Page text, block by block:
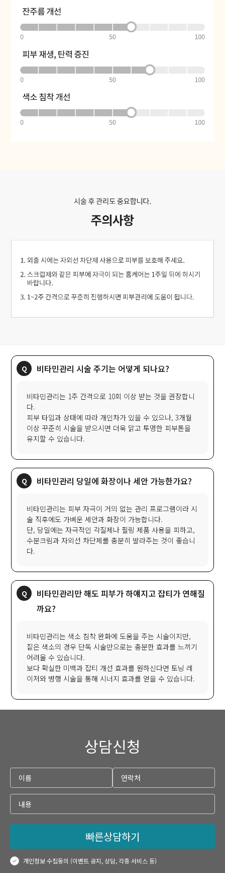
비타민관리 시술 주기는 어떻게 되나요?
비타민관리는 1주 간격으로 10회 이상 받는 것을 권장합니
다.
피부 타입과 상태에 따라 개인차가 있을 수 있으나, 3개월
이상 꾸준히 시술을 받으시면 더욱 맑고 투명한 피부톤을
유지할 수 있습니다.
비타민관리 당일에 화장이나 세안 가능한가요?
비타민관리는 피부 자극이 거의 없는 관리 프로그램이라 시
술 직후에도 가벼운 세안과 화장이 가능합니다.
단, 당일에는 자극적인 각질제나 필링 제품 사용을 피하고,
수분크림과 자외선 차단제를 충분히 발라주는 것이 좋습니
다.
비타민관리만 해도 피부가 하얘지고 잡티가 연해질
까요?
비타민관리는 색소 침착 완화에 도움을 주는 시술이지만,
짙은 색소의 경우 단독 시술만으로는 충분한 효과를 느끼기
어려울 수 있습니다.
보다 확실한 미백과 잡티 개선 효과를 원하신다면 토닝 레
이저와 병행 시술을 통해 시너지 효과를 얻을 수 있습니다.
상담신청
빠른상담하기
개인정보 수집동의 (이벤트 공지, 상담, 각종 서비스 등)